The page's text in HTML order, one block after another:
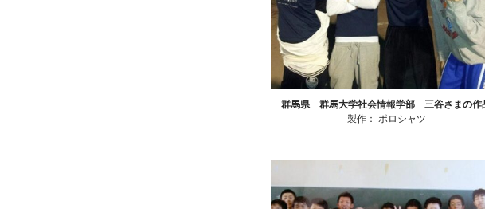
群馬県 群馬大学社会情報学部 三谷さまの作
製作： ポロシャツ